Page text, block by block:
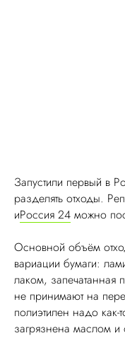
Запустили первый в
разделять отходы.
иРоссия 24 можно
Основной объём
вариации бумаги:
лаком, запечатанная
не принимают на
полиэтилен надо как-
загрязнена маслом и